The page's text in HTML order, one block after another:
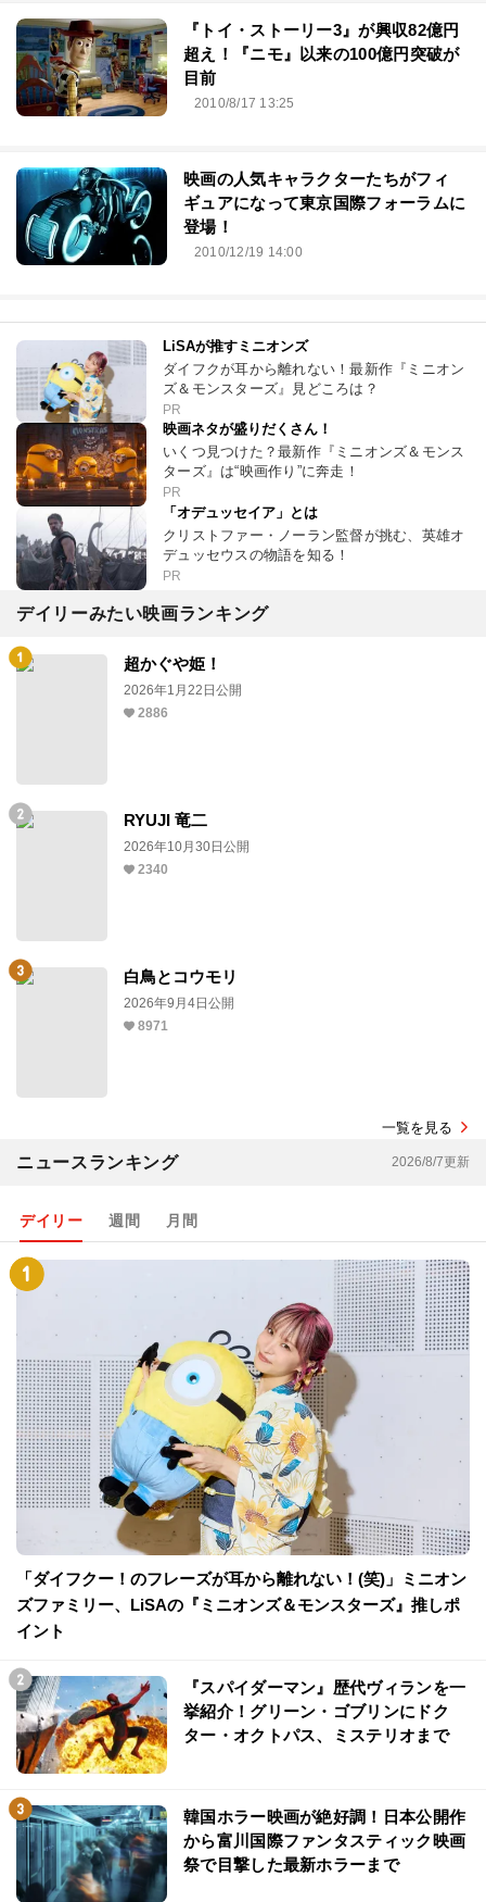
『トイ・ストーリー3』が興収82億円
超え！『ニモ』以来の100億円突破が
目前
2010/8/17 13:25
映画の人気キャラクターたちがフィ
ギュアになって東京国際フォーラムに
登場！
2010/12/19 14:00
LiSAが推すミニオンズ
ダイフクが耳から離れない！最新作『ミニオン
ズ＆モンスターズ』見どころは？
PR
映画ネタが盛りだくさん！
いくつ見つけた？最新作『ミニオンズ＆モンス
ターズ』は“映画作り”に奔走！
PR
「オデュッセイア」とは
クリストファー・ノーラン監督が挑む、英雄オ
デュッセウスの物語を知る！
PR
デイリーみたい映画ランキング
超かぐや姫！
2026年1月22日公開
2886
RYUJI 竜二
2026年10月30日公開
2340
白鳥とコウモリ
2026年9月4日公開
8971
一覧を見る
ニュースランキング 2026/8/7更新
デイリー 週間 月間
「ダイフクー！のフレーズが耳から離れない！(笑)」ミニオン
ズファミリー、LiSAの『ミニオンズ＆モンスターズ』推しポ
イント
『スパイダーマン』歴代ヴィランを一
挙紹介！グリーン・ゴブリンにドク
ター・オクトパス、ミステリオまで
韓国ホラー映画が絶好調！日本公開作
から富川国際ファンタスティック映画
祭で目撃した最新ホラーまで